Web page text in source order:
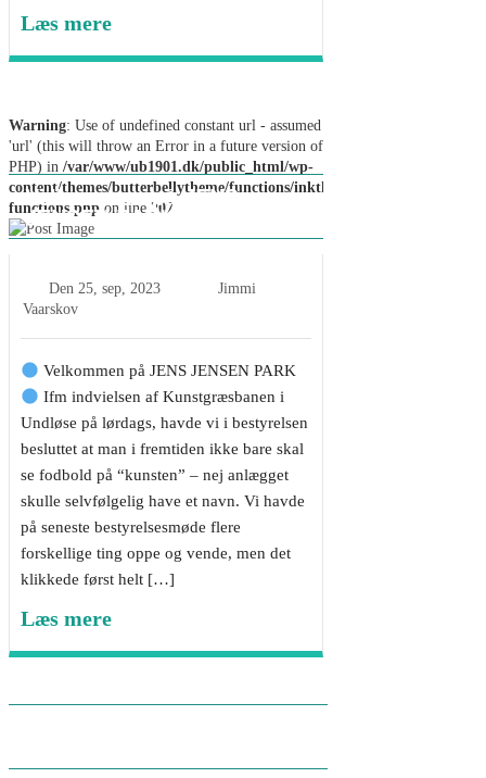
Læs mere
Warning: Use of undefined constant url - assumed
'url' (this will throw an Error in a future version of
PHP) in /var/www/ub1901.dk/public_html/wp-
content/themes/butterbellytheme/functions/inkthemes-
functions.php on line 207
Velkommen på JENS
JENSEN PARK
Den 25, sep, 2023
Jimmi
Vaarskov
Velkommen på JENS JENSEN PARK
Ifm indvielsen af Kunstgræsbanen i
Undløse på lørdags, havde vi i bestyrelsen
besluttet at man i fremtiden ikke bare skal
se fodbold på “kunsten” – nej anlægget
skulle selvfølgelig have et navn. Vi havde
på seneste bestyrelsesmøde flere
forskellige ting oppe og vende, men det
klikkede først helt […]
Læs mere